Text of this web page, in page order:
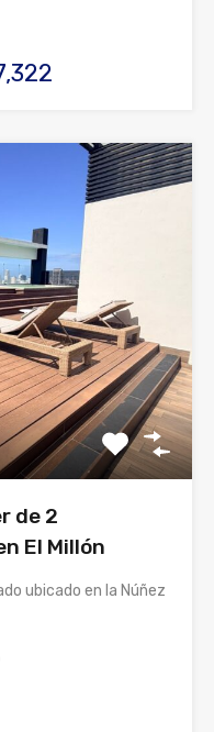
de 2
El Millón
ubicado en la Núñez